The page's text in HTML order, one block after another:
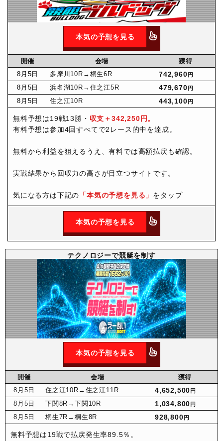
本気の予想を見る
開催 会場
獲得
8月 5日 多摩川10R →桐生6R 742,960 円
8月 5日 浜名湖10R →住之江5R 479,670 円
8月 5日 住之江10R 443,100 円
無料予想は19戦13勝・ 収支＋342,250円。
有料予想は参加4回すべてで2レース的中を達成。
無料から利益を狙えるうえ、有料では高額払戻も確認。
実戦結果から回収力の高さが目立つサイトです。
気になる方は下記の 「本気の予想を見る」 をタップ
本気の予想を見る
テクノロジーで競艇を制す
本気の予想を見る
開催 会場
獲得
8月 5日 住之江10R →住之江11R 4,652,500 円
8月 5日 下関8R →下関10R 1,034,800 円
8月 5日 桐生7R →桐生8R 928,800 円
無料予想は19戦で払戻発生率89.5％。